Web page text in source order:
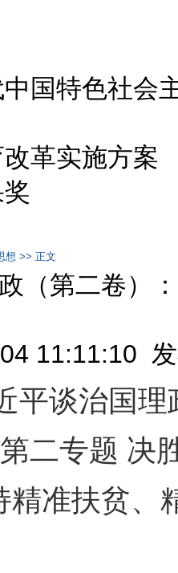
国特色社会
革实施方案
想 >> 正文
（第二卷）
11:11:10
平谈治国
第二专题 决
准扶贫、